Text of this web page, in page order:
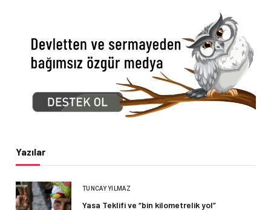
Yazılar
TUNCAY YILMAZ
Yasa Teklifi ve “bin kilometrelik yol”